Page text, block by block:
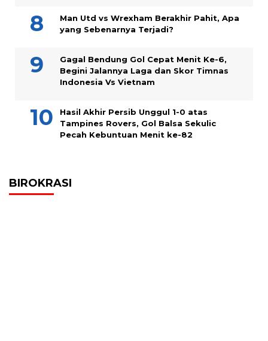
Man Utd vs Wrexham Berakhir Pahit, Apa
yang Sebenarnya Terjadi?
Gagal Bendung Gol Cepat Menit Ke-6,
Begini Jalannya Laga dan Skor Timnas
Indonesia Vs Vietnam
Hasil Akhir Persib Unggul 1-0 atas
Tampines Rovers, Gol Balsa Sekulic
Pecah Kebuntuan Menit ke-82
BIROKRASI